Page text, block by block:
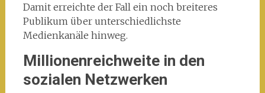
Damit erreichte der Fall ein noch breiteres
Publikum über unterschiedlichste
Medienkanäle hinweg.
Millionenreichweite in den
sozialen Netzwerken